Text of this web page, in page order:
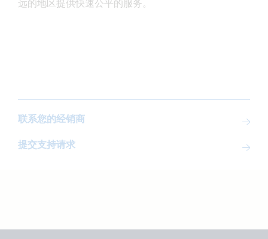
远的地区提供快速公平的服务。
联系您的经销商
提交支持请求